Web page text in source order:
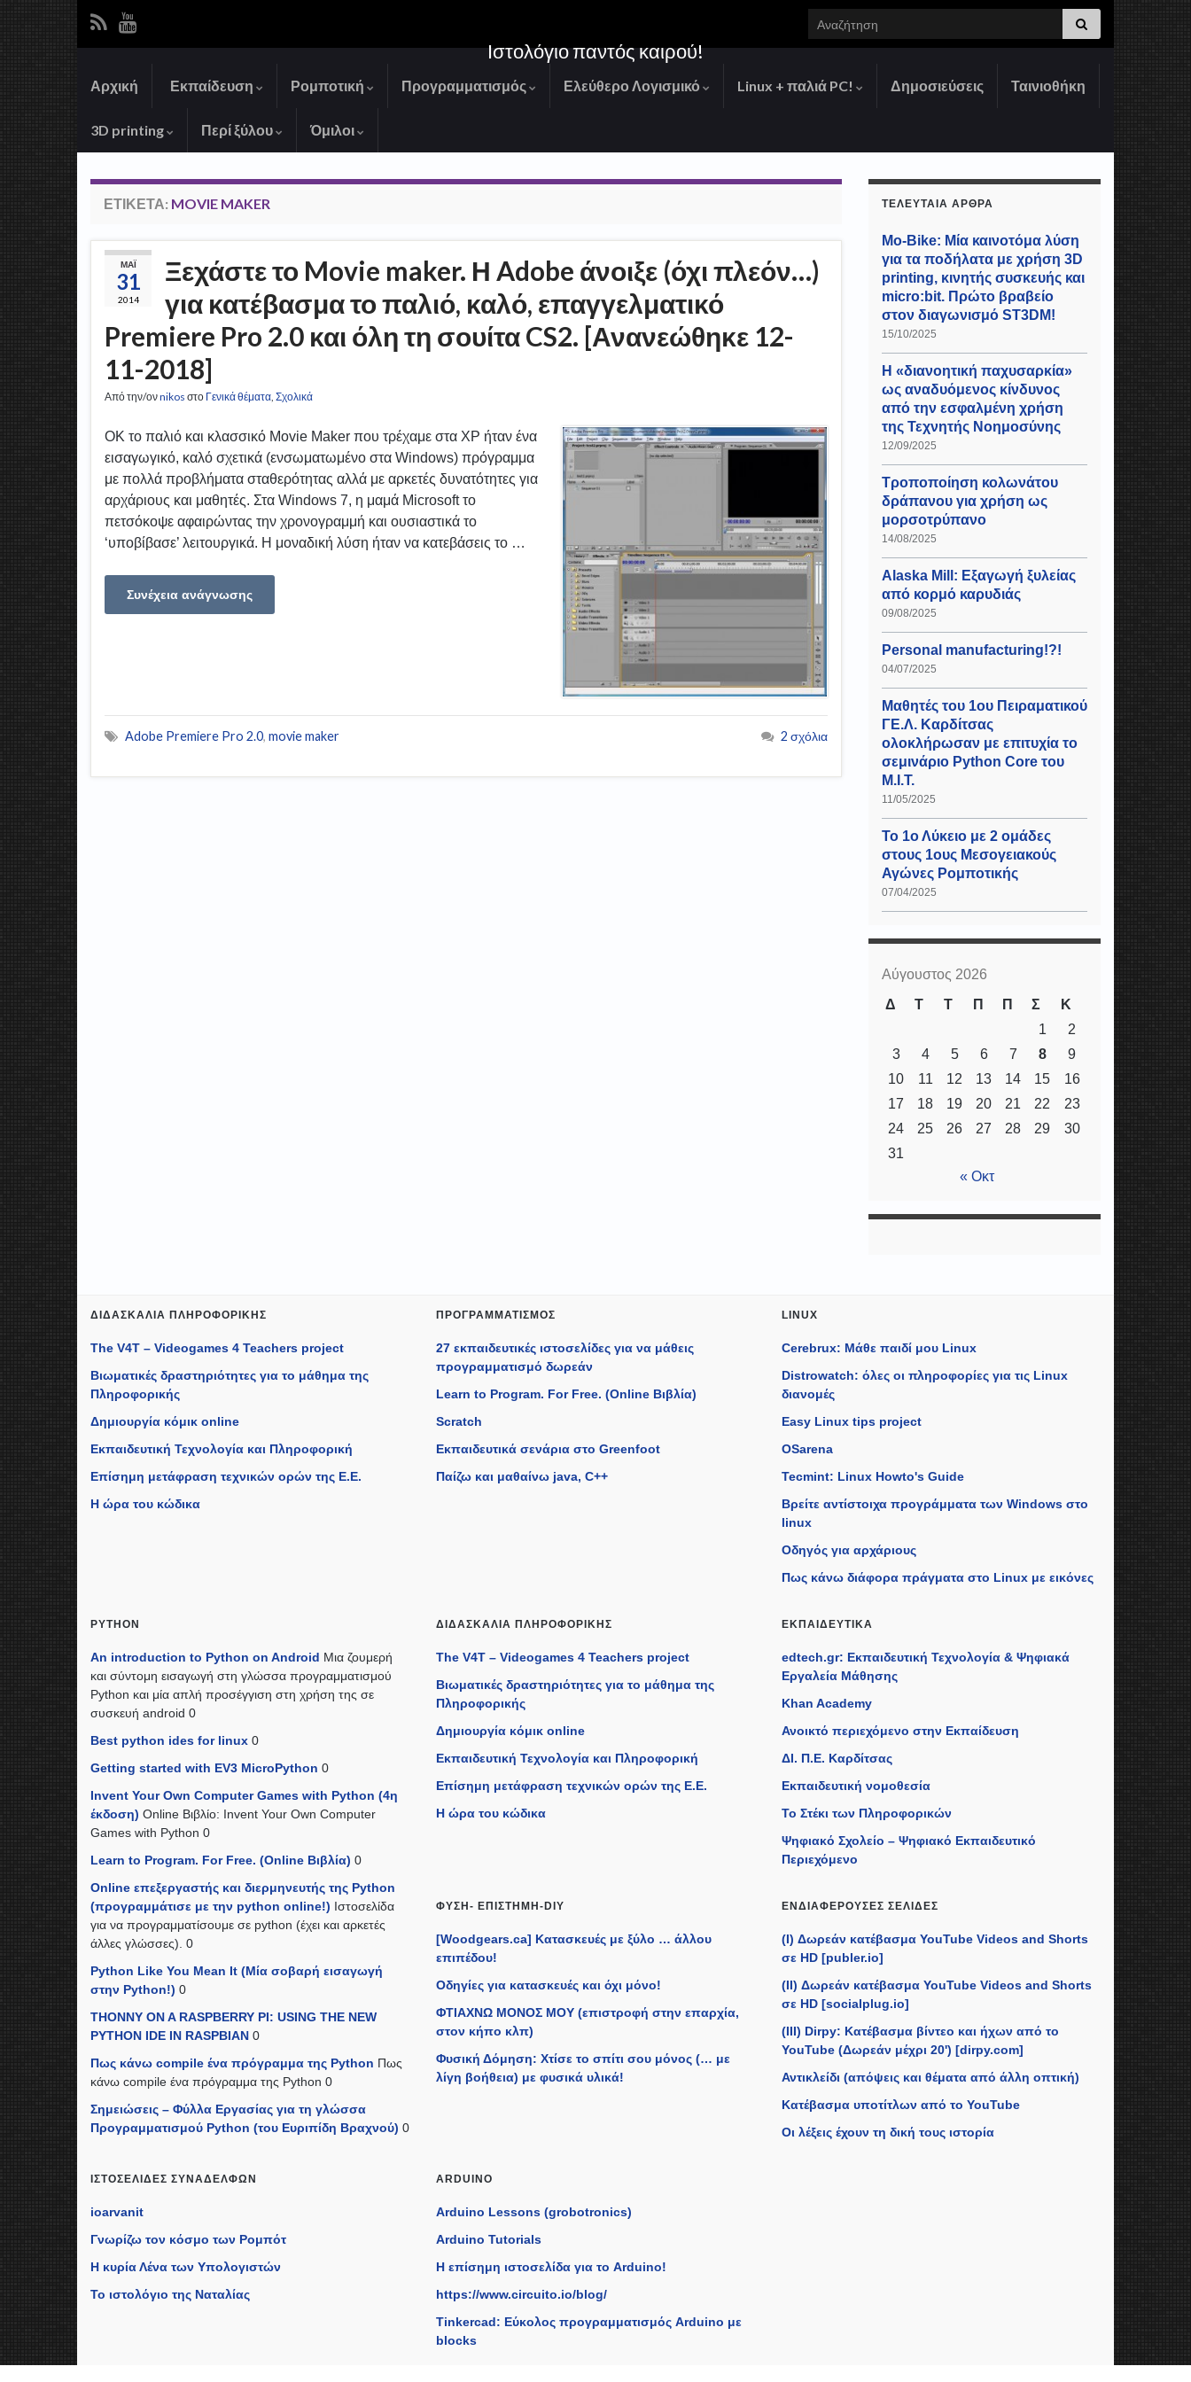
Search for:
Ιστολόγιο παντός καιρού!
Αρχική Εκπαίδευση Ρομποτική Προγραμματισμός Ελεύθερο Λογισμικό Linux + παλιά PC! Δημοσιεύσεις Ταινιοθήκη
3D printing Περί ξύλου Όμιλοι
ΕΤΙΚΈΤΑ: MOVIE MAKER
ΜΆΙ
31
2014
Ξεχάστε το Movie maker. Η Adobe άνοιξε (όχι πλεόν…)
για κατέβασμα το παλιό, καλό, επαγγελματικό
Premiere Pro 2.0 και όλη τη σουίτα CS2. [Ανανεώθηκε 12-
11-2018]
Από την/ονnikos στο Γενικά θέματα, Σχολικά
ΟΚ το παλιό και κλασσικό Movie Maker που τρέχαμε στα XP ήταν ένα
εισαγωγικό, καλό σχετικά (ενσωματωμένο στα Windows) πρόγραμμα
με πολλά προβλήματα σταθερότητας αλλά με αρκετές δυνατότητες για
αρχάριους και μαθητές. Στα Windows 7, η μαμά Microsoft το
πετσόκοψε αφαιρώντας την χρονογραμμή και ουσιαστικά το
‘υποβίβασε’ λειτουργικά. Η μοναδική λύση ήταν να κατεβάσεις το …
Συνέχεια ανάγνωσης
Adobe Premiere Pro 2.0, movie maker 2 σχόλια
ΤΕΛΕΥΤΑΊΑ ΆΡΘΡΑ
Mo-Bike: Μία καινοτόμα λύση
για τα ποδήλατα με χρήση 3D
printing, κινητής συσκευής και
micro:bit. Πρώτο βραβείο
στον διαγωνισμό ST3DM!
15/10/2025
Η «διανοητική παχυσαρκία»
ως αναδυόμενος κίνδυνος
από την εσφαλμένη χρήση
της Τεχνητής Νοημοσύνης
12/09/2025
Τροποποίηση κολωνάτου
δράπανου για χρήση ως
μορσοτρύπανο
14/08/2025
Alaska Mill: Εξαγωγή ξυλείας
από κορμό καρυδιάς
09/08/2025
Personal manufacturing!?!
04/07/2025
Μαθητές του 1ου Πειραματικού
ΓΕ.Λ. Καρδίτσας
ολοκλήρωσαν με επιτυχία το
σεμινάριο Python Core του
Μ.Ι.Τ.
11/05/2025
Το 1ο Λύκειο με 2 ομάδες
στους 1ους Μεσογειακούς
Αγώνες Ρομποτικής
07/04/2025
Αύγουστος 2026
Δ
Τ Τ Π Π Σ
Κ
1
2
3
4 5 6 7 8
9
10
11 12 13 14 15
16
17
18 19 20 21 22
23
24
25 26 27 28 29
30
31
« Οκτ
ΔΙΔΑΣΚΑΛΊΑ ΠΛΗΡΟΦΟΡΙΚΉΣ
The V4T – Videogames 4 Teachers project
Βιωματικές δραστηριότητες για το μάθημα της
Πληροφορικής
Δημιουργία κόμικ online
Εκπαιδευτική Τεχνολογία και Πληροφορική
Επίσημη μετάφραση τεχνικών ορών της Ε.Ε.
Η ώρα του κώδικα
ΠΡΟΓΡΑΜΜΑΤΙΣΜΌΣ
27 εκπαιδευτικές ιστοσελίδες για να μάθεις
προγραμματισμό δωρεάν
Learn to Program. For Free. (Online Βιβλία)
Scratch
Εκπαιδευτικά σενάρια στο Greenfoot
Παίζω και μαθαίνω java, C++
LINUX
Cerebrux: Μάθε παιδί μου Linux
Distrowatch: όλες οι πληροφορίες για τις Linux
διανομές
Easy Linux tips project
OSarena
Tecmint: Linux Howto's Guide
Βρείτε αντίστοιχα προγράμματα των Windows στο
linux
Οδηγός για αρχάριους
Πως κάνω διάφορα πράγματα στο Linux με εικόνες
PYTHON
An introduction to Python on Android Μια ζουμερή
και σύντομη εισαγωγή στη γλώσσα προγραμματισμού
Python και μία απλή προσέγγιση στη χρήση της σε
συσκευή android 0
Best python ides for linux 0
Getting started with EV3 MicroPython 0
Invent Your Own Computer Games with Python (4η
έκδοση) Online Βιβλίο: Invent Your Own Computer
Games with Python 0
Learn to Program. For Free. (Online Βιβλία) 0
Online επεξεργαστής και διερμηνευτής της Python
(προγραμμάτισε με την python online!) Ιστοσελίδα
για να προγραμματίσουμε σε python (έχει και αρκετές
άλλες γλώσσες). 0
Python Like You Mean It (Mία σοβαρή εισαγωγή
στην Python!) 0
THONNY ON A RASPBERRY PI: USING THE NEW
PYTHON IDE IN RASPBIAN 0
Πως κάνω compile ένα πρόγραμμα της Python Πως
κάνω compile ένα πρόγραμμα της Python 0
Σημειώσεις – Φύλλα Εργασίας για τη γλώσσα
Προγραμματισμού Python (του Ευριπίδη Βραχνού) 0
ΔΙΔΑΣΚΑΛΊΑ ΠΛΗΡΟΦΟΡΙΚΉΣ
The V4T – Videogames 4 Teachers project
Βιωματικές δραστηριότητες για το μάθημα της
Πληροφορικής
Δημιουργία κόμικ online
Εκπαιδευτική Τεχνολογία και Πληροφορική
Επίσημη μετάφραση τεχνικών ορών της Ε.Ε.
Η ώρα του κώδικα
ΕΚΠΑΙΔΕΥΤΙΚΆ
edtech.gr: Εκπαιδευτική Τεχνολογία & Ψηφιακά
Εργαλεία Μάθησης
Khan Academy
Ανοικτό περιεχόμενο στην Εκπαίδευση
ΔΙ. Π.Ε. Καρδίτσας
Εκπαιδευτική νομοθεσία
Το Στέκι των Πληροφορικών
Ψηφιακό Σχολείο – Ψηφιακό Εκπαιδευτικό
Περιεχόμενο
ΦΎΣΗ- ΕΠΙΣΤΉΜΗ-DIY
[Woodgears.ca] Κατασκευές με ξύλο … άλλου
επιπέδου!
Οδηγίες για κατασκευές και όχι μόνο!
ΦΤΙΑΧΝΩ ΜΟΝΟΣ ΜΟΥ (επιστροφή στην επαρχία,
στον κήπο κλπ)
Φυσική Δόμηση: Χτίσε το σπίτι σου μόνος (… με
λίγη βοήθεια) με φυσικά υλικά!
ΕΝΔΙΑΦΈΡΟΥΣΕΣ ΣΕΛΊΔΕΣ
(I) Δωρεάν κατέβασμα YouTube Videos and Shorts
σε HD [publer.io]
(II) Δωρεάν κατέβασμα YouTube Videos and Shorts
σε HD [socialplug.io]
(III) Dirpy: Κατέβασμα βίντεο και ήχων από το
YouTube (Δωρεάν μέχρι 20') [dirpy.com]
Αντικλείδι (απόψεις και θέματα από άλλη οπτική)
Κατέβασμα υποτίτλων από το YouTube
Οι λέξεις έχουν τη δική τους ιστορία
ΙΣΤΟΣΕΛΊΔΕΣ ΣΥΝΑΔΈΛΦΩΝ
ioarvanit
Γνωρίζω τον κόσμο των Ρομπότ
Η κυρία Λένα των Υπολογιστών
Το ιστολόγιο της Ναταλίας
ARDUINO
Arduino Lessons (grobotronics)
Arduino Tutorials
H επίσημη ιστοσελίδα για το Arduino!
https://www.circuito.io/blog/
Tinkercad: Εύκολος προγραμματισμός Arduino με
blocks